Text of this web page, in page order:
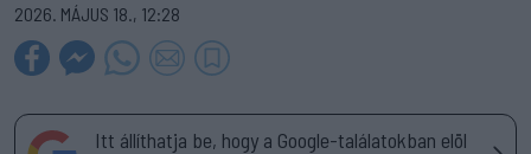
2026. MÁJUS 18., 12:28
Itt állíthatja be, hogy a Google-találatokban elöl